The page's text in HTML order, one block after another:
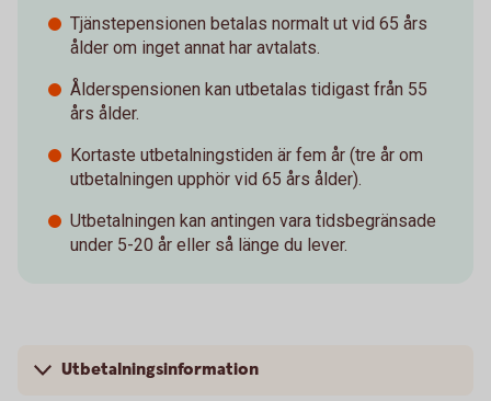
Tjänstepensionen betalas normalt ut vid 65 års
ålder om inget annat har avtalats.
Ålderspensionen kan utbetalas tidigast från 55
års ålder.
Kortaste utbetalningstiden är fem år (tre år om
utbetalningen upphör vid 65 års ålder).
Utbetalningen kan antingen vara tidsbegränsade
under 5-20 år eller så länge du lever.
Utbetalningsinformation